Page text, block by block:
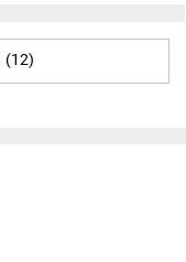
(12)